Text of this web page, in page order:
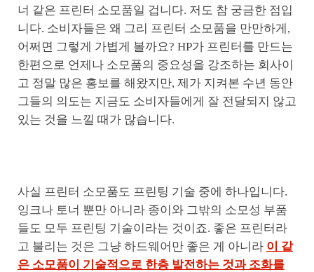
너 같은 프린터 소모품일 겁니다. 저도 참 궁금한 점입
니다. 소비자들은 왜 그리 프린터 소모품을 만만하게,
어쩌면 그렇게 가볍게 볼까요? HP가 프린터를 만드는
한편으로 언제나 소모품의 중요성을 강조하는 회사이
고 정말 많은 홍보를 해왔지만, 제가 지켜본 수년 동안
그들의 의도는 지금도 소비자들에게 잘 전달되지 않고
있는 것을 느낄 때가 많습니다.
사실 프린터 소모품도 프린팅 기술 중에 하나입니다.
잉크나 토너 뿐만 아니라 종이와 그밖의 소모성 부품
들도 모두 프린팅 기술이라는 것이죠. 좋은 프린터라
고 불리는 것은 그냥 하드웨어만 좋은 게 아니라 이 같
은 소모품이 기술적으로 한층 발전하는 것과 조화를